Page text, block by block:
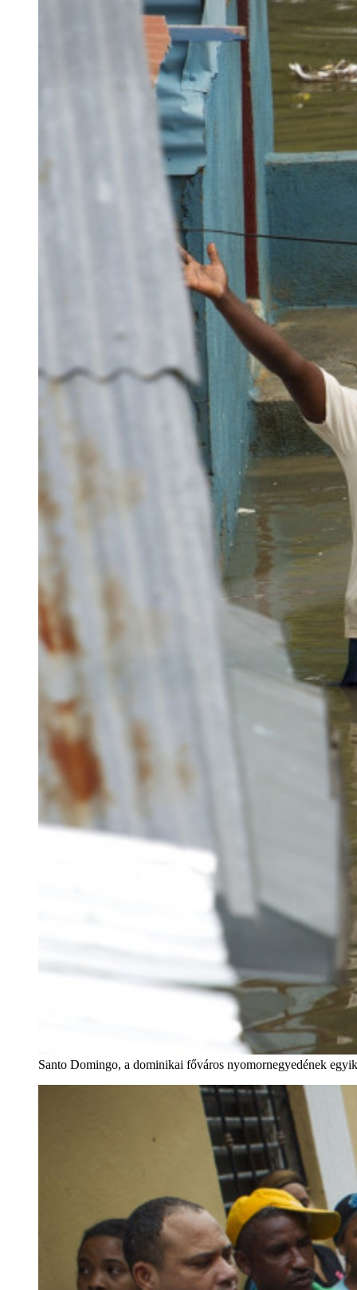
Santo Domingo, a dominikai főváros nyomornegyedének